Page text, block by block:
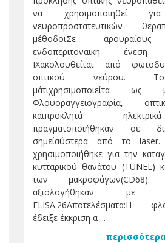
να χρησιμοποιηθεί
νευροπροστατευτικών
μέθοδοιΣε αρουραίους
ενδοπεριτοναϊκη ένεση
ΙΧακολουθείται από
οπτικού νεύρου. Το
μάτιχρησιμοποιείτα ως
Φλουοραγγειογραφία,
καιπροκλητά
πραγματοποιήθηκαν σε
σημείαύστερα από το laser.
χρησιμοποιήθηκε για την
κυτταρικού θανάτου (TUNEL)
των μακροφάγων(CD68).
αξιολογήθηκαν
ELISA.26Αποτελέσματα:Η
έδειξε έκκριση α ...
περισσότερα